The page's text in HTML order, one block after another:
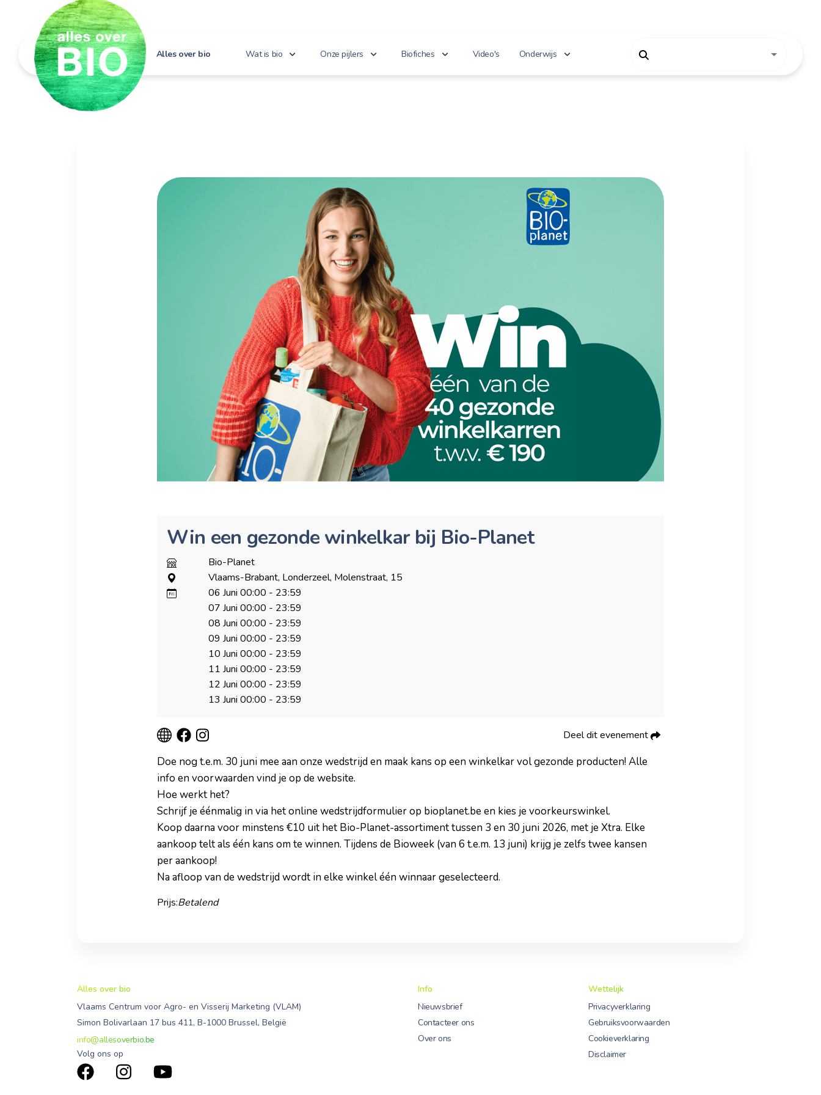
Alles over bio Wat is bio Onze pijlers Biofiches Video's Onderwijs
Win een gezonde winkelkar bij Bio-Planet
Bio-Planet
Vlaams-Brabant, Londerzeel, Molenstraat, 15
06 Juni 00:00 - 23:59
07 Juni 00:00 - 23:59
08 Juni 00:00 - 23:59
09 Juni 00:00 - 23:59
10 Juni 00:00 - 23:59
11 Juni 00:00 - 23:59
12 Juni 00:00 - 23:59
13 Juni 00:00 - 23:59
Deel dit evenement
Doe nog t.e.m. 30 juni mee aan onze wedstrijd en maak kans op een winkelkar vol gezonde producten! Alle
info en voorwaarden vind je op de website.
Hoe werkt het?
Schrijf je éénmalig in via het online wedstrijdformulier op bioplanet.be en kies je voorkeurswinkel.
Koop daarna voor minstens €10 uit het Bio-Planet-assortiment tussen 3 en 30 juni 2026, met je Xtra. Elke
aankoop telt als één kans om te winnen. Tijdens de Bioweek (van 6 t.e.m. 13 juni) krijg je zelfs twee kansen
per aankoop!
Na afloop van de wedstrijd wordt in elke winkel één winnaar geselecteerd.
Prijs:Betalend
Alles over bio
Vlaams Centrum voor Agro- en Visserij Marketing (VLAM)
Simon Bolivarlaan 17 bus 411, B-1000 Brussel, België
info@allesoverbio.be
Volg ons op
Info
Nieuwsbrief
Contacteer ons
Over ons
Wettelijk
Privacyverklaring
Gebruiksvoorwaarden
Cookieverklaring
Disclaimer